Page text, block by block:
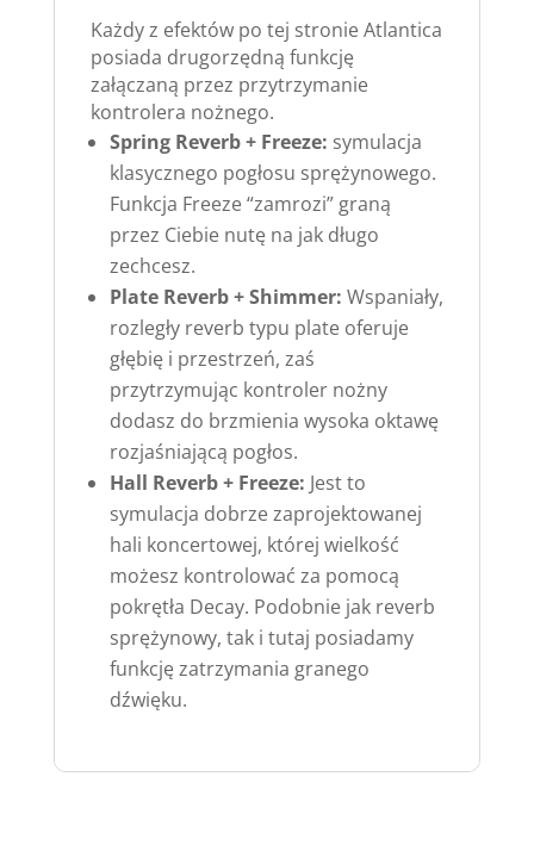
Każdy z efektów po tej stronie Atlantica
posiada drugorzędną funkcję
załączaną przez przytrzymanie
kontrolera nożnego.
Spring Reverb + Freeze: symulacja
klasycznego pogłosu sprężynowego.
Funkcja Freeze “zamrozi” graną
przez Ciebie nutę na jak długo
zechcesz.
Plate Reverb + Shimmer: Wspaniały,
rozległy reverb typu plate oferuje
głębię i przestrzeń, zaś
przytrzymując kontroler nożny
dodasz do brzmienia wysoka oktawę
rozjaśniającą pogłos.
Hall Reverb + Freeze: Jest to
symulacja dobrze zaprojektowanej
hali koncertowej, której wielkość
możesz kontrolować za pomocą
pokrętła Decay. Podobnie jak reverb
sprężynowy, tak i tutaj posiadamy
funkcję zatrzymania granego
dźwięku.